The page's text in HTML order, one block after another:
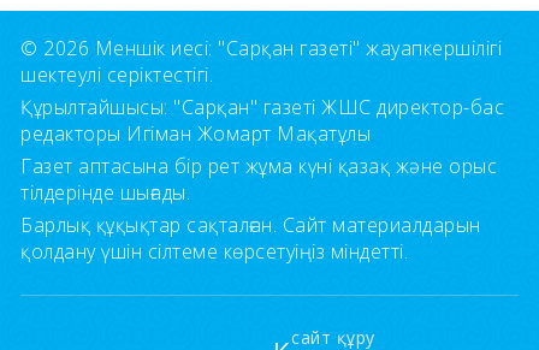
© 2026 Меншік иесі: "Сарқан газеті" жауапкершілігі
шектеулі серіктестігі.
Құрылтайшысы: "Сарқан" газеті ЖШС директор-бас
редакторы Игіман Жомарт Мақатұлы
Газет аптасына бір рет жұма күні қазақ және орыс
тілдерінде шығады.
Барлық құқықтар сақталған. Сайт материалдарын
қолдану үшін сілтеме көрсетуіңіз міндетті.
сайт құру